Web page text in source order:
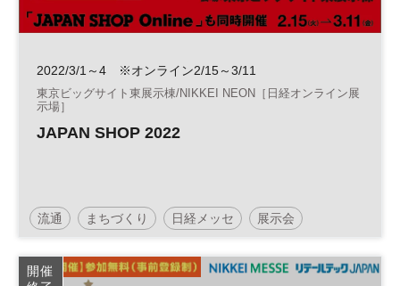
2022/3/1～4 ※オンライン2/15～3/11
東京ビッグサイト東展示棟/NIKKEI NEON［日経オンライン展
示場］
JAPAN SHOP 2022
流通 まちづくり 日経メッセ 展示会
開催